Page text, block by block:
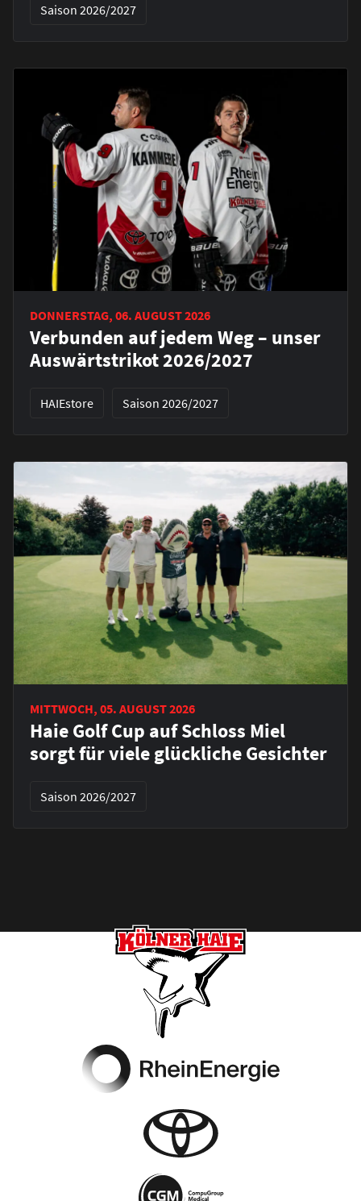
Saison 2026/2027
DONNERSTAG, 06. AUGUST 2026
Verbunden auf jedem Weg – unser
Auswärtstrikot 2026/2027
HAIEstore Saison 2026/2027
MITTWOCH, 05. AUGUST 2026
Haie Golf Cup auf Schloss Miel
sorgt für viele glückliche Gesichter
Saison 2026/2027